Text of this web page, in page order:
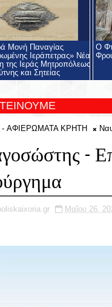
Μονή Παναγίας
Ιεράπετρας» Νέα
της Ιεράς Μητροπόλεως
και Σητείας
Ο
- ΑΦΙΕΡΩΜΑΤΑ ΚΡΗΤΗ
-
Μαΐου 26,